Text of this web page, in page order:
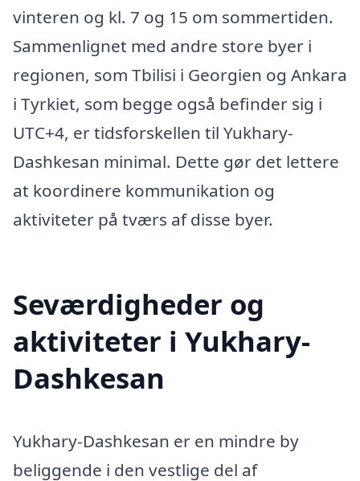
vinteren og kl. 7 og 15 om sommertiden.
Sammenlignet med andre store byer i
regionen, som Tbilisi i Georgien og Ankara
i Tyrkiet, som begge også befinder sig i
UTC+4, er tidsforskellen til Yukhary-
Dashkesan minimal. Dette gør det lettere
at koordinere kommunikation og
aktiviteter på tværs af disse byer.
Seværdigheder og
aktiviteter i Yukhary-
Dashkesan
Yukhary-Dashkesan er en mindre by
beliggende i den vestlige del af